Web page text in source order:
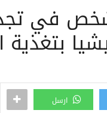
مانشستر سيتي يرفض عرض
الشائعات.. رئة التزييف
وفاة امرأتين وغرق أحياء
في تجدد
بتغذية
ارسل